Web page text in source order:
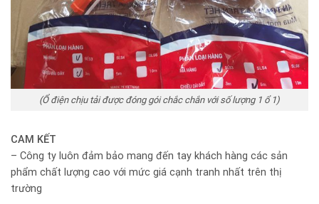
(Ổ điện chịu tải được đóng gói chắc chắn với số lượng 1 ổ 1)
CAM KẾT
– Công ty luôn đảm bảo mang đến tay khách hàng các sản
phẩm chất lượng cao với mức giá cạnh tranh nhất trên thị
trường